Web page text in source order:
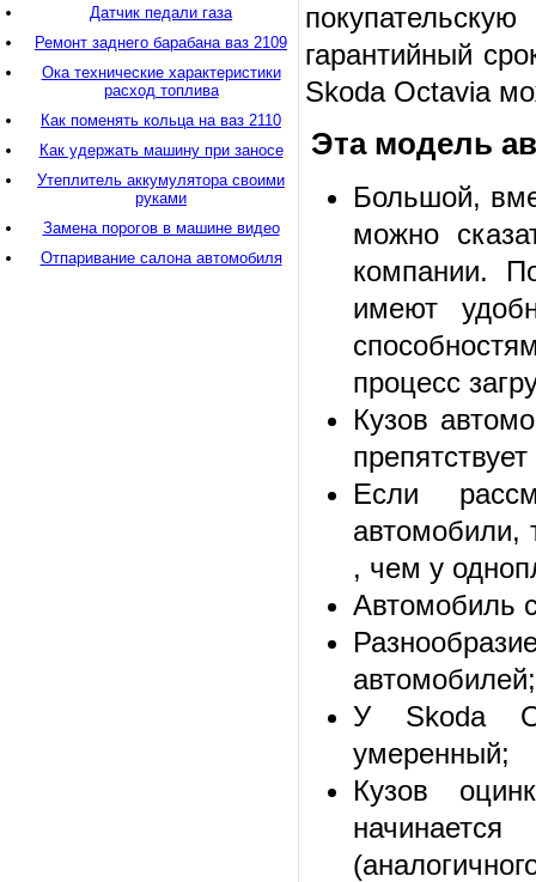
гарантийный
Skoda Octavia
Эта модель
Большой,
можно
компании.
имеют
процесс
Кузов
Если
автомобили,
, чем у
Автомобиль
автомобилей;
У Skoda
умеренный;
Кузов
Датчик педали газа
Ремонт заднего барабана ваз 2109
Ока технические характеристики
расход топлива
Как поменять кольца на ваз 2110
Как удержать машину при заносе
Утеплитель аккумулятора своими
руками
Замена порогов в машине видео
Отпаривание салона автомобиля